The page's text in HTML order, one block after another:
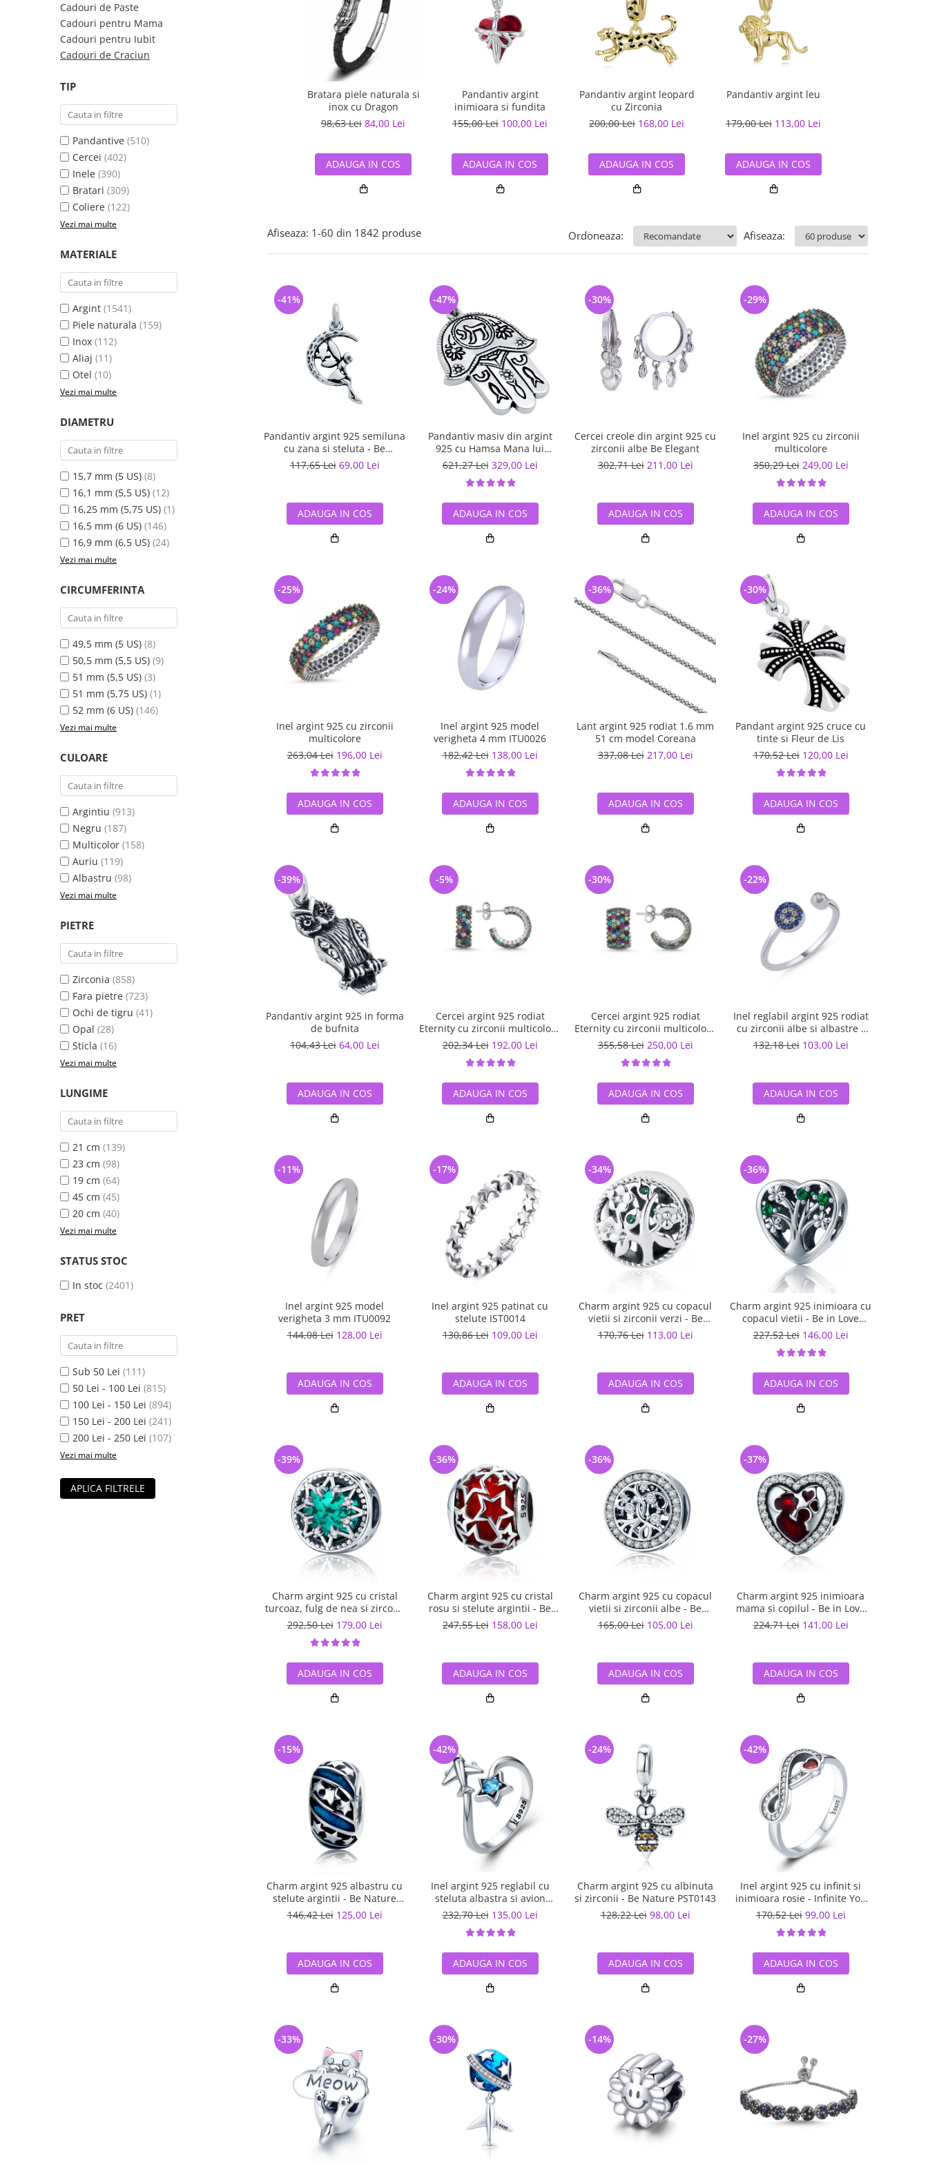
semipretioase
Bijuterii argint placat cu aur
Bijuterii argint cu diverse
Bijuterii argint cu murano
Bijuterii de Lux
Bijuterii gotice si rock
Bijuterii Handmade
Bijuterii fantezie
Casete si cutii de bijuterii
Bijuterii tungsten
Accesorii Piele
Solutii si lavete de curatare
bijuterii argint
Cadouri de Paste
Cadouri pentru Mama
Cadouri pentru Iubit
Cadouri de Craciun
TIP
Pandantive (510)
Cercei (402)
Inele (390)
Bratari (309)
Coliere (122)
Vezi mai multe
MATERIALE
Argint (1541)
Piele naturala (159)
Inox (112)
Aliaj (11)
Otel (10)
Vezi mai multe
DIAMETRU
15,7 mm (5 US) (8)
16,1 mm (5,5 US) (12)
16,25 mm (5,75 US) (1)
16,5 mm (6 US) (146)
16,9 mm (6,5 US) (24)
Vezi mai multe
CIRCUMFERINTA
49,5 mm (5 US) (8)
50,5 mm (5,5 US) (9)
51 mm (5,5 US) (3)
51 mm (5,75 US) (1)
52 mm (6 US) (146)
Vezi mai multe
CULOARE
Argintiu (913)
Negru (187)
Multicolor (158)
Auriu (119)
Albastru (98)
Vezi mai multe
PIETRE
Zirconia (858)
Fara pietre (723)
Ochi de tigru (41)
Opal (28)
Sticla (16)
Vezi mai multe
LUNGIME
21 cm (139)
23 cm (98)
19 cm (64)
45 cm (45)
20 cm (40)
Vezi mai multe
STATUS STOC
In stoc (2401)
PRET
Sub 50 Lei (111)
50 Lei - 100 Lei (815)
100 Lei - 150 Lei (894)
150 Lei - 200 Lei (241)
200 Lei - 250 Lei (107)
Vezi mai multe
APLICA FILTRELE
Bratara piele naturala si
inox cu Dragon
98,63 Lei 84,00 Lei
ADAUGA IN COS
Pandantiv argint
inimioara si fundita
155,00 Lei 100,00 Lei
ADAUGA IN COS
Pandantiv argint leopard
cu Zirconia
200,00 Lei 168,00 Lei
ADAUGA IN COS
Pandantiv argint leu
179,00 Lei 113,00 Lei
ADAUGA IN COS
Afiseaza: 1-60 din 1842 produse Afiseaza:
Ordoneaza:
Pandantiv argint 925 semiluna
cu zana si steluta - Be
Fantastic PSX0560
117,65 Lei 69,00 Lei
-41%
ADAUGA IN COS
Pandantiv masiv din argint
925 cu Hamsa Mana lui
Fatima
621,27 Lei 329,00 Lei
-47%
ADAUGA IN COS
Cercei creole din argint 925 cu
zirconii albe Be Elegant
302,71 Lei 211,00 Lei
-30%
ADAUGA IN COS
Inel argint 925 cu zirconii
multicolore
350,29 Lei 249,00 Lei
-29%
ADAUGA IN COS
Inel argint 925 cu zirconii
multicolore
263,04 Lei 196,00 Lei
-25%
ADAUGA IN COS
Inel argint 925 model
verigheta 4 mm ITU0026
182,42 Lei 138,00 Lei
-24%
ADAUGA IN COS
Lant argint 925 rodiat 1.6 mm
51 cm model Coreana
337,08 Lei 217,00 Lei
-36%
ADAUGA IN COS
Pandant argint 925 cruce cu
tinte si Fleur de Lis
170,52 Lei 120,00 Lei
-30%
ADAUGA IN COS
Pandantiv argint 925 in forma
de bufnita
104,43 Lei 64,00 Lei
-39%
ADAUGA IN COS
Cercei argint 925 rodiat
Eternity cu zirconii multicolore
ETU0028
202,34 Lei 192,00 Lei
-5%
ADAUGA IN COS
Cercei argint 925 rodiat
Eternity cu zirconii multicolore
ETU0036
355,58 Lei 250,00 Lei
-30%
ADAUGA IN COS
Inel reglabil argint 925 rodiat
cu zirconii albe si albastre -
Be Elegant ITU0109
132,18 Lei 103,00 Lei
-22%
ADAUGA IN COS
Inel argint 925 model
verigheta 3 mm ITU0092
144,08 Lei 128,00 Lei
-11%
ADAUGA IN COS
Inel argint 925 patinat cu
stelute IST0014
130,86 Lei 109,00 Lei
-17%
ADAUGA IN COS
Charm argint 925 cu copacul
vietii si zirconii verzi - Be
Nature PST0059
170,76 Lei 113,00 Lei
-34%
ADAUGA IN COS
Charm argint 925 inimioara cu
copacul vietii - Be in Love
PST0105
227,52 Lei 146,00 Lei
-36%
ADAUGA IN COS
Charm argint 925 cu cristal
turcoaz, fulg de nea si zirconii
albe - Be Nature PST0110
292,50 Lei 179,00 Lei
-39%
ADAUGA IN COS
Charm argint 925 cu cristal
rosu si stelute argintii - Be
Nature PST0115
247,55 Lei 158,00 Lei
-36%
ADAUGA IN COS
Charm argint 925 cu copacul
vietii si zirconii albe - Be
Nature PST0120
165,00 Lei 105,00 Lei
-36%
ADAUGA IN COS
Charm argint 925 inimioara
mama si copilul - Be in Love
PST0122
224,71 Lei 141,00 Lei
-37%
ADAUGA IN COS
Charm argint 925 albastru cu
stelute argintii - Be Nature
PST0123
146,42 Lei 125,00 Lei
-15%
ADAUGA IN COS
Inel argint 925 reglabil cu
steluta albastra si avion
argintiu - Be Nature IST0047
232,70 Lei 135,00 Lei
-42%
ADAUGA IN COS
Charm argint 925 cu albinuta
si zirconii - Be Nature PST0143
128,22 Lei 98,00 Lei
-24%
ADAUGA IN COS
Inel argint 925 cu infinit si
inimioara rosie - Infinite You
IST0062
170,52 Lei 99,00 Lei
-42%
ADAUGA IN COS
-33% -30% -14% -27%